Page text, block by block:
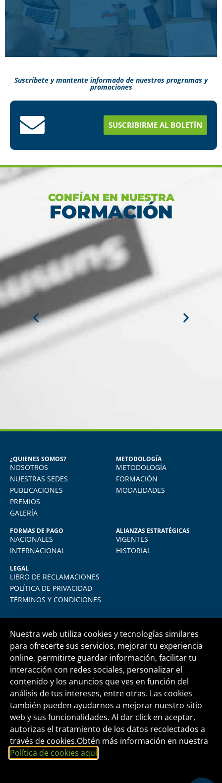
estudios en menos tiempo
Suscríbete y mantente informado de nuestros programas y
promociones
SUSCRIBIRME AL BOLETÍN
CONFÍAN EN NUESTRA
FORMACIÓN
GÓNGORA
Vivo en Arequipa y llevé el diploma con
total comodidad desde mi casa. La
plataforma virtual de FIDE es muy intuitiva
y muy amigable. La enseñanza virtual es
¿QUIENES SOMOS?
NOSOTROS
NUESTRAS SEDES
PUBLICACIONES
PREMIOS
GALERÍA
METODOLOGÍA
METODOLOGÍA
FORMACIÓN
MODALIDADES
FORMAS DE PAGO
NACIONALES
INTERNACIONAL
ALIANZAS ESTRATÉGICAS
VIGENTES
HISTORIAL
LEGAL
LIBRO DE RECLAMACIONES
POLÍTICA DE PRIVACIDAD
TÉRMINOS Y CONDICIONES
Central telefónica+51 1 500 6133
informes@fide.edu.pe
Edificio T-Tower Of. 2004 | Av. Rivera Navarrete
395 - San Isidro
FORMACIÓN INTEGRAL Y DESARROLLO
Nuestra web utiliza cookies y tecnologías similares
para ofrecerte sus servicios, mejorar tu experiencia
online, permitirte guardar información, facilitar tu
interacción con redes sociales, personalizar el
contenido y los anuncios que ves en función del
análisis de tus intereses, entre otras. Las cookies
también pueden ayudarnos a mejorar nuestro sitio
web y sus funcionalidades. Al dar click en aceptar,
autorizas el tratamiento de los datos recolectados a
través de cookies.Obtén más información en nuestra
Política de cookies aquí